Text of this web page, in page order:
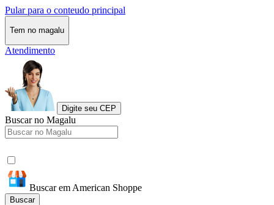
Pular para o conteudo principal
Tem no magalu
Atendimento
Digite seu CEP
Buscar no Magalu
Buscar em American Shoppe
Buscar